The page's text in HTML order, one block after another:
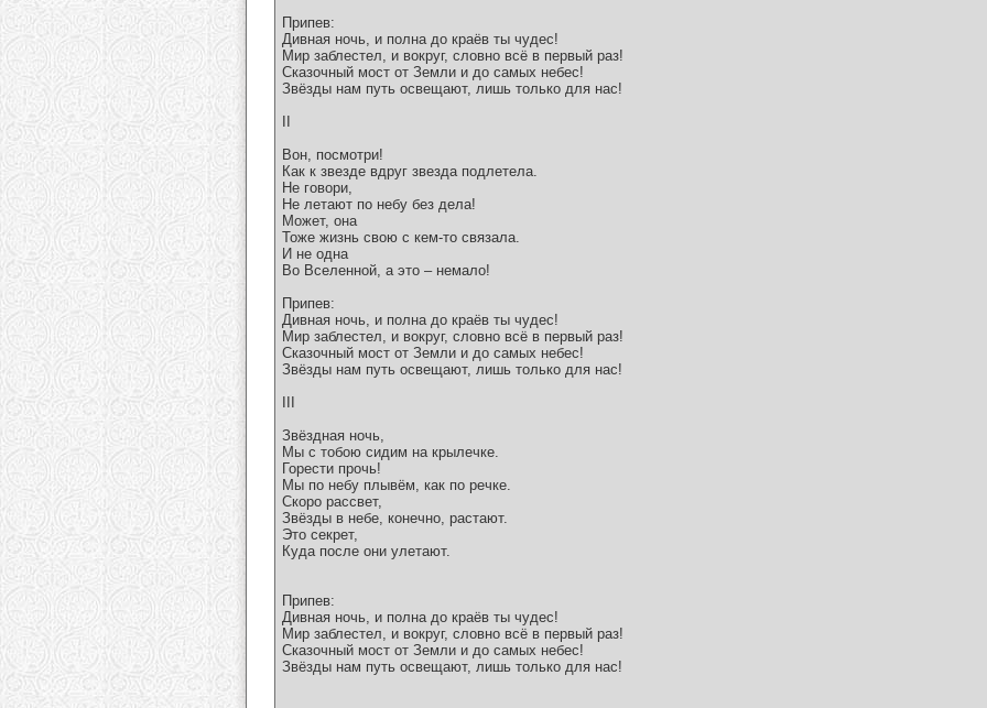
Припев:
Дивная ночь, и полна до краёв ты чудес!
Мир заблестел, и вокруг, словно всё в первый раз!
Сказочный мост от Земли и до самых небес!
Звёзды нам путь освещают, лишь только для нас!
Вон, посмотри!
Как к звезде вдруг звезда подлетела.
Не говори,
Не летают по небу без дела!
Может, она
Тоже жизнь свою с кем-то связала.
И не одна
Во Вселенной, а это – немало!
Припев:
Дивная ночь, и полна до краёв ты чудес!
Мир заблестел, и вокруг, словно всё в первый раз!
Сказочный мост от Земли и до самых небес!
Звёзды нам путь освещают, лишь только для нас!
Звёздная ночь,
Мы с тобою сидим на крылечке.
Горести прочь!
Мы по небу плывём, как по речке.
Скоро рассвет,
Звёзды в небе, конечно, растают.
Это секрет,
Куда после они улетают.
Припев:
Дивная ночь, и полна до краёв ты чудес!
Мир заблестел, и вокруг, словно всё в первый раз!
Сказочный мост от Земли и до самых небес!
Звёзды нам путь освещают, лишь только для нас!